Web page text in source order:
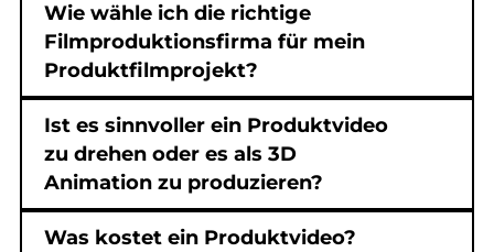
Wie wähle ich die richtige
Filmproduktionsfirma für mein
Produktfilmprojekt?
Ist es sinnvoller ein Produktvideo
zu drehen oder es als 3D
Animation zu produzieren?
Was kostet ein Produktvideo?